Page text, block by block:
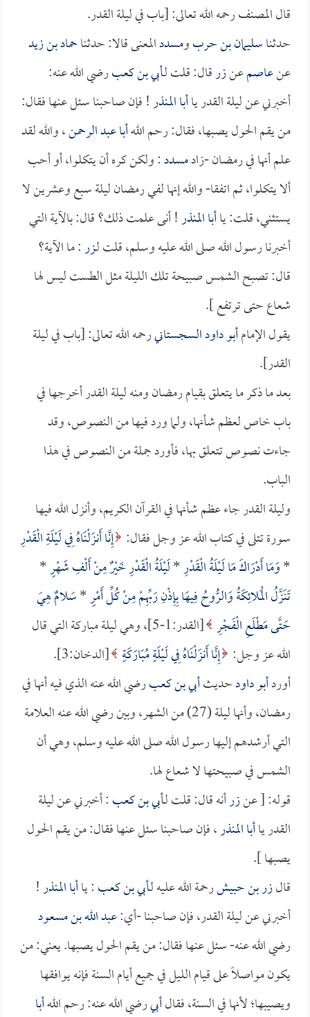
قال المصنف رحمه الله تعالى: [باب في ليلة القدر.
حدثناسليمان بن حربومسددالمعنى قالا: حدثناحماد بن زيد
عنعاصمعنزرقال: قلت لـأبي بن كعبرضي الله عنه:
أخبرني عن ليلة القدر ياأبا المنذر! فإن صاحبنا سئل عنها فقال:
من يقم الحول يصبها، فقال: رحم اللهأبا عبد الرحمن، والله لقد
علم أنها في رمضان -زادمسدد: ولكن كره أن يتكلوا، أو أحب
ألا يتكلوا، ثم اتفقا- والله إنها لفي رمضان ليلة سبع وعشرين لا
يستثني، قلت: ياأبا المنذر! أنى علمت ذلك؟ قال: بالآية التي
أخبرنا رسول الله صلى الله عليه وسلم، قلت لـزر: ما الآية؟
قال: تصبح الشمس صبيحة تلك الليلة مثل الطست ليس لها
شعاع حتى ترتفع ].
يقول الإمامأبو داود السجستانيرحمه الله تعالى: [باب في ليلة
القدر].
بعد ما ذكر ما يتعلق بقيام رمضان ومنه ليلة القدر أخرجها في
باب خاص لعظم شأنها، ولما ورد فيها من النصوص، وقد
جاءت نصوص تتعلق بها، فأورد جملة من النصوص في هذا
الباب.
وليلة القدر جاء عظم شأنها في القرآن الكريم، وأنزل الله فيها
سورة تتلى في كتاب الله عز وجل فقال: إِنَّا أَنزَلْنَاهُ فِي لَيْلَةِ الْقَدْرِ
*وَمَا أَدْرَاكَ مَا لَيْلَةُ الْقَدْرِ*لَيْلَةُ الْقَدْرِ خَيْرٌ مِنْ أَلْفِ شَهْرٍ*
تَنَزَّلُ الْمَلائِكَةُ وَالرُّوحُ فِيهَا بِإِذْنِ رَبِّهِمْ مِنْ كُلِّ أَمْرٍ*سَلامٌ هِيَ
حَتَّى مَطْلَعِ الْفَجْرِ
[القدر:1-5]، وهي ليلة مباركة التي قال
الله عز وجل: إِنَّا أَنزَلْنَاهُ فِي لَيْلَةٍ مُبَارَكَةٍ [الدخان:3].
أوردأبو داودحديثأبي بن كعبرضي الله عنه الذي فيه أنها في
رمضان، وأنها ليلة (27) من الشهر، وبين رضي الله عنه العلامة
التي أرشدهم إليها رسول الله صلى الله عليه وسلم، وهي أن
الشمس في صبيحتها لا شعاع لها.
قوله: [ عنزرأنه قال: قلت لـأبي بن كعب: أخبرني عن ليلة
القدر ياأبا المنذر، فإن صاحبنا سئل عنها فقال: من يقم الحول
يصبها ].
قالزر بن حبيشرحمة الله عليه لـأبي بن كعب: ياأبا المنذر!
أخبرني عن ليلة القدر، فإن صاحبنا -أي:عبد الله بن مسعود
رضي الله عنه- سئل عنها فقال: من يقم الحول يصبها. يعني: من
يكون مواصلاً على قيام الليل في جميع أيام السنة فإنه يوافقها
ويصيبها؛ لأنها في السنة، فقالأبيرضي الله عنه: رحم اللهأبا